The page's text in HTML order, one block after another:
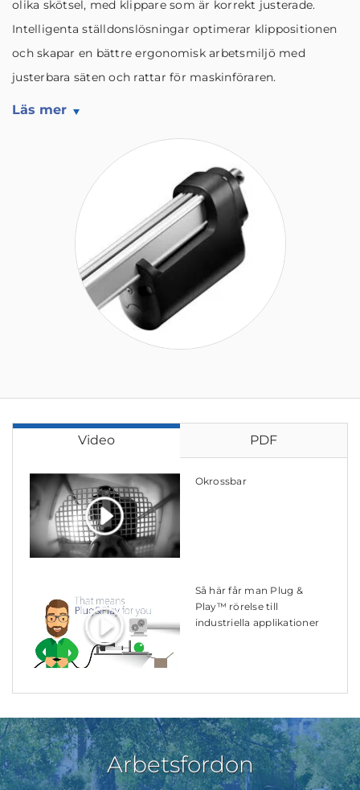
olika skötsel, med klippare som är korrekt justerade.
Intelligenta ställdonslösningar optimerar klippositionen
och skapar en bättre ergonomisk arbetsmiljö med
justerbara säten och rattar för maskinföraren.
Läs mer
Video PDF
Okrossbar
Så här får man Plug &
Play™ rörelse till
industriella applikationer
Arbetsfordon